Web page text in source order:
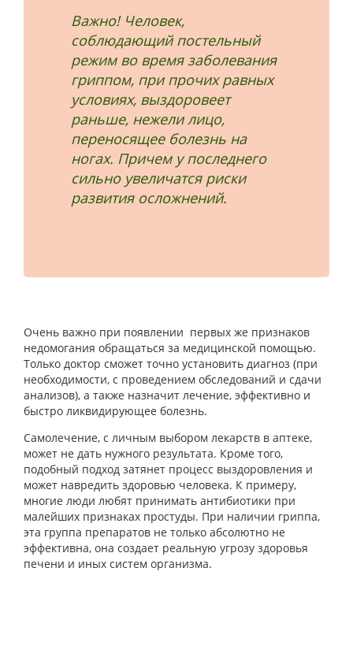
Важно! Человек,
соблюдающий постельный
режим во время заболевания
гриппом, при прочих равных
условиях, выздоровеет
раньше, нежели лицо,
переносящее болезнь на
ногах. Причем у последнего
сильно увеличатся риски
развития осложнений.
Очень важно при появлении первых же признаков
недомогания обращаться за медицинской помощью.
Только доктор сможет точно установить диагноз (при
необходимости, с проведением обследований и сдачи
анализов), а также назначит лечение, эффективно и
быстро ликвидирующее болезнь.
Самолечение, с личным выбором лекарств в аптеке,
может не дать нужного результата. Кроме того,
подобный подход затянет процесс выздоровления и
может навредить здоровью человека. К примеру,
многие люди любят принимать антибиотики при
малейших признаках простуды. При наличии гриппа,
эта группа препаратов не только абсолютно не
эффективна, она создает реальную угрозу здоровья
печени и иных систем организма.